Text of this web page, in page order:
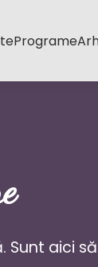
Programe
aici